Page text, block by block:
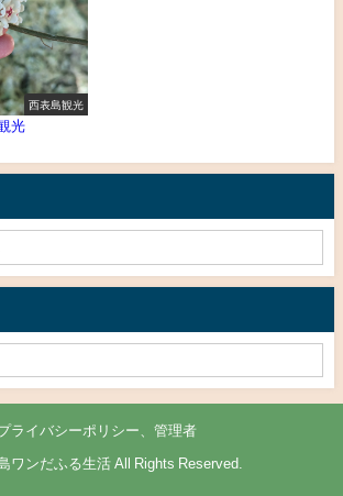
西表島観光
光
ライバシーポリシー、管理者
ワンだふる生活 All Rights Reserved.